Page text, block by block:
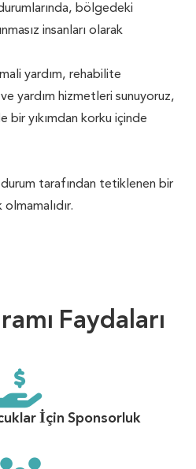
bölgedeki
insanları olarak
yardım, rehabilite
yardım hizmetleri sunuyoruz,
yıkımdan korku içinde
tarafından tetiklenen bir
Faydaları
İçin Sponsorluk